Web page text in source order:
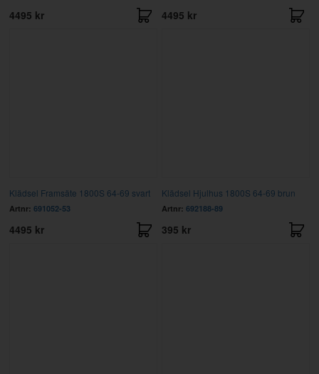
4495 kr 4495 kr
Klädsel Framsäte 1800S 64-69 svart
Artnr: 691052-53
4495 kr
Klädsel Hjulhus 1800S 64-69 brun
Artnr: 692188-89
395 kr